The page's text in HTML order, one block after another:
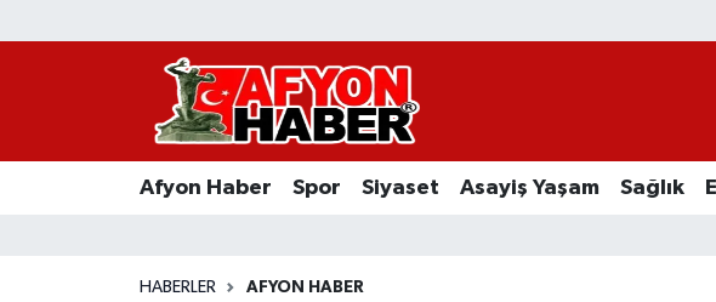
Afyon Haber Spor Siyaset Asayiş Yaşam Sağlık
HABERLER AFYON HABER
Afyon Haber
Asayiş Yaşam